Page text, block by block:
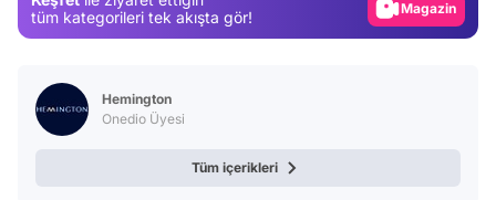
tüm kategorileri tek akışta gör!
Video
Hemington
Onedio Üyesi
Tüm içerikleri